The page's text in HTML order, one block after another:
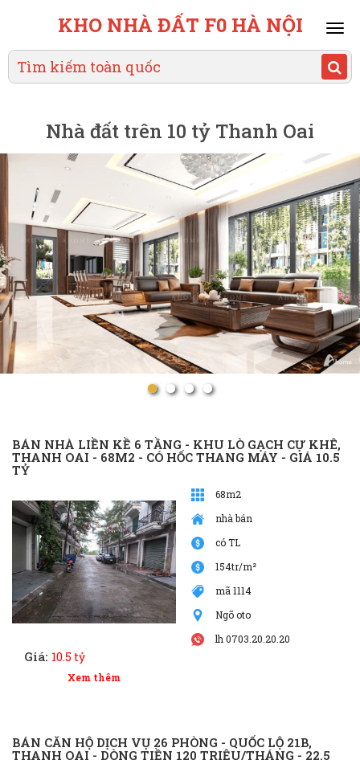
KHO NHÀ ĐẤT F0 HÀ NỘI
Nhà đất trên 10 tỷ Thanh Oai
BÁN NHÀ LIỀN KỀ 6 TẦNG - KHU LÒ GẠCH CỰ KHÊ,
THANH OAI - 68M2 - CÓ HỐC THANG MÁY - GIÁ 10.5
TỶ
Giá: 10.5 tỷ
Xem thêm
68m2
nhà bán
có TL
154tr/m²
mã 1114
Ngõ oto
lh 0703.20.20.20
BÁN CĂN HỘ DỊCH VỤ 26 PHÒNG - QUỐC LỘ 21B,
THANH OAI - DÒNG TIỀN 120 TRIỆU/THÁNG - 22.5